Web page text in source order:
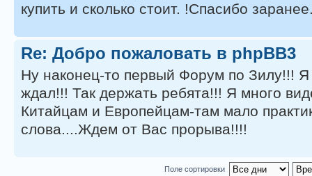
купить и сколько стоит. !Спасибо
Re: Добро пожаловать в phpBB3
Ну наконец-то первый Форум по Зилу!!! Я
ждал!!! Так держать ребята!!! Я много
Китайцам и Европейцам-там мало
слова....Ждем от Вас прорыва!!!!
Поле сортировки